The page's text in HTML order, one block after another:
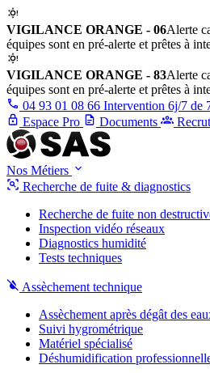
VIGILANCE ORANGE - 06Alerte
équipes sont en pré-alerte et prêtes à
VIGILANCE ORANGE - 83Alerte
équipes sont en pré-alerte et prêtes à
04 93 01 08 66 Intervention 6j/7 de
Espace Pro
Documents
Nos Métiers
Recherche de fuite & diagnostics
Recherche de fuite non
Inspection vidéo réseaux
Diagnostics humidité
Tests techniques
Assèchement technique
Assèchement après dégât des
Suivi hygrométrique
Matériel spécialisé
Déshumidification